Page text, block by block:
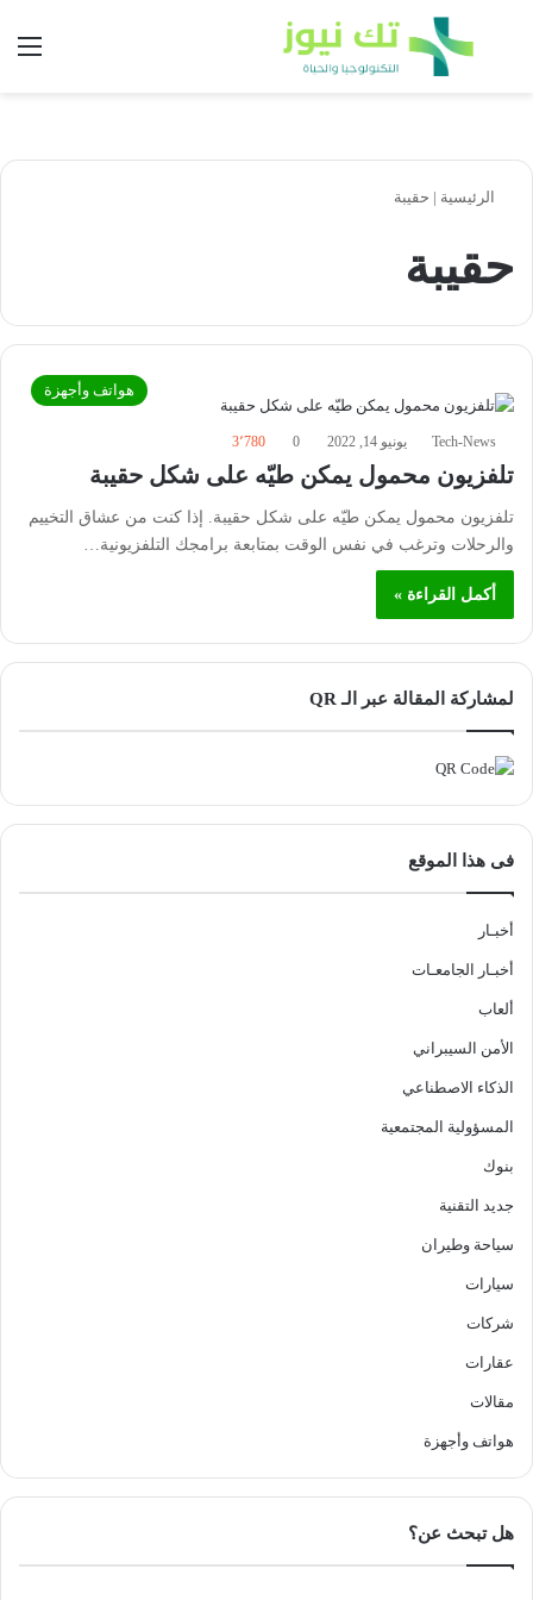
بحث عن
الرئيسية | حقيبة
حقيبة
هواتف وأجهزة
Tech-News يونيو 14, 2022 0 3٬780
تلفزيون محمول يمكن طيّه على شكل حقيبة
تلفزيون محمول يمكن طيّه على شكل حقيبة. إذا كنت من عشاق التخييم
والرحلات وترغب في نفس الوقت بمتابعة برامجك التلفزيونية…
أكمل القراءة »
لمشاركة المقالة عبر الـ QR
فى هذا الموقع
أخبـار
أخبـار الجامعـات
ألعاب
الأمن السيبراني
الذكاء الاصطناعي
المسؤولية المجتمعية
بنوك
جديد التقنية
سياحة وطيران
سيارات
شركات
عقارات
مقالات
هواتف وأجهزة
هل تبحث عن؟